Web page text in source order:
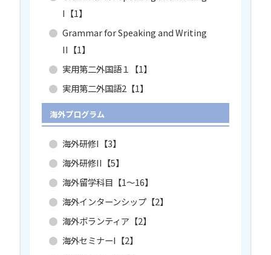
I【1】
Grammar for Speaking and Writing
II【1】
実用第二外国語１【1】
実用第二外国語2【1】
海外プログラム
海外研修I【3】
海外研修II【5】
海外留学科目【1～16】
海外インターンシップ【2】
海外ボランティア【2】
海外セミナーI【2】